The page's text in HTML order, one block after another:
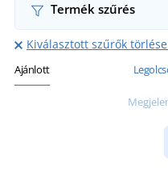
Termék szűrés
Kiválasztott szűrők
Ajánlott